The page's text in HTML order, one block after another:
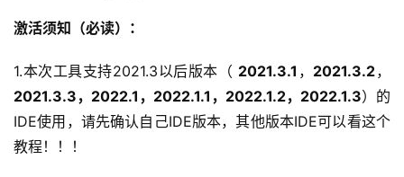
激活须知（必读）：
1.本次工具支持2021.3以后版本（ 2021.3.1 ， 2021.3.2，
2021.3.3，2022.1，2022.1.1，2022.1.2，2022.1.3）的
IDE使用，请先确认自己IDE版本，其他版本IDE可以看这个
教程！！！